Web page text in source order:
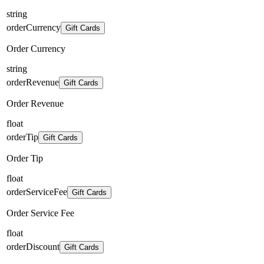
string
orderCurrency Gift Cards
Order Currency
string
orderRevenue Gift Cards
Order Revenue
float
orderTip Gift Cards
Order Tip
float
orderServiceFee Gift Cards
Order Service Fee
float
orderDiscount Gift Cards